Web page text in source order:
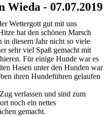
Wieda - 07.07.2019
Wettergott gut mit uns
hat den schönen Marsch
diesem Jahr nicht so viele
sehr viel Spaß gemacht mit
Für einige Hunde war es
Hasen unter den Hunden war
ihren Hundeführen gelaufen
verlassen und sind zum
noch ein nettes
gemacht.